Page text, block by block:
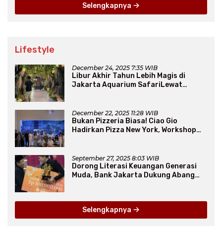
Selengkapnya
Lifestyle
December 24, 2025 7:35 WIB
Libur Akhir Tahun Lebih Magis di
Jakarta Aquarium SafariLewat
December 22, 2025 11:28 WIB
Bukan Pizzeria Biasa! Ciao Gio
Hadirkan Pizza New York, Workshop
September 27, 2025 8:03 WIB
Dorong Literasi Keuangan Generasi
Muda, Bank Jakarta Dukung Abang
Selengkapnya